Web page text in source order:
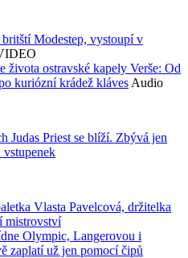
Modestep, vystoupí v
života ostravské kapely Verše: Od
kuriózní krádež kláves Audio
Judas Priest se blíží. Zbývá jen
Vlasta Pavelcová, držitelka
mistrovství
Olympic, Langerovou i
zaplatí už jen pomocí čipů